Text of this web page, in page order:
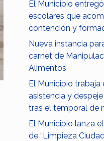
El Municipio
escolares que
contención y
Nueva instancia
carnet de
Alimentos
El Municipio trabaja
asistencia y
tras el temporal de
El Municipio lanza
de “Limpieza